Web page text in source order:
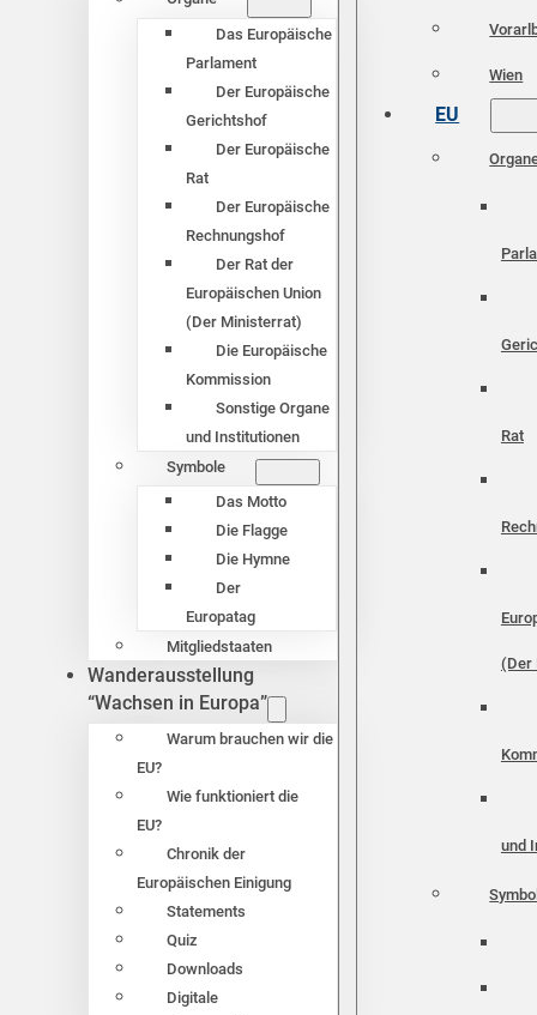
Das Europäische
Parlament
Der Europäische
Gerichtshof
Der Europäische
Rat
Der Europäische
Rechnungshof
Der Rat der
Europäischen Union
(Der Ministerrat)
Die Europäische
Kommission
Sonstige Organe
und Institutionen
Symbole
Das Motto
Die Flagge
Die Hymne
Der
Europatag
Mitgliedstaaten
Wanderausstellung
“Wachsen in Europa”
Warum brauchen wir die
EU?
Wie funktioniert die
EU?
Chronik der
Europäischen Einigung
Statements
Quiz
Downloads
Digitale
Wien
EU
Rat
(Der
und